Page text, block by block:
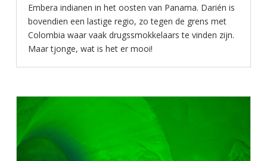
Embera indianen in het oosten van Panama. Darién is
bovendien een lastige regio, zo tegen de grens met
Colombia waar vaak drugssmokkelaars te vinden zijn.
Maar tjonge, wat is het er mooi!